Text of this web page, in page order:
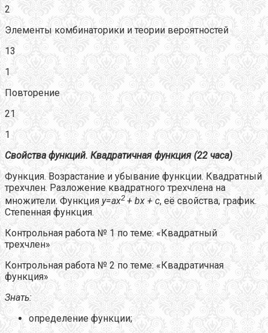
2
Элементы комбинаторики и теории вероятностей
13
1
Повторение
21
1
Свойства функций. Квадратичная функция (22 часа)
Функция. Возрастание и убывание функции. Квадратный
трехчлен. Разложение квадратного трехчлена на
множители. Функция y=ax2 + bx + с, её свойства, график.
Степенная функция.
Контрольная работа № 1 по теме: «Квадратный
трехчлен»
Контрольная работа № 2 по теме: «Квадратичная
функция»
Знать:
определение функции;